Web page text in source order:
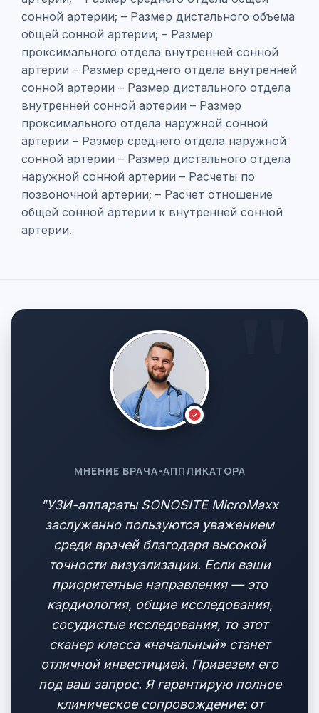
сонной артерии; – Размер дистального объема
общей сонной артерии; – Размер
проксимального отдела внутренней сонной
артерии – Размер среднего отдела внутренней
сонной артерии – Размер дистального отдела
внутренней сонной артерии – Размер
проксимального отдела наружной сонной
артерии – Размер среднего отдела наружной
сонной артерии – Размер дистального отдела
наружной сонной артерии – Расчеты по
позвоночной артерии; – Расчет отношение
общей сонной артерии к внутренней сонной
артерии.
МНЕНИЕ ВРАЧА-АППЛИКАТОРА
"УЗИ-аппараты SONOSITE MicroMaxx
заслуженно пользуются уважением
среди врачей благодаря высокой
точности визуализации. Если ваши
приоритетные направления — это
кардиология, общие исследования,
сосудистые исследования, то этот
сканер класса «начальный» станет
отличной инвестицией. Привезем его
под ваш запрос. Я гарантирую полное
клиническое сопровождение: от